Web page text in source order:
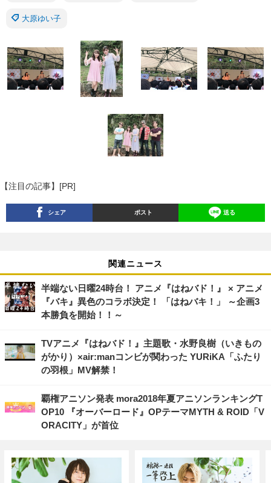
大原ゆい子
【注目の記事】[PR]
シェア ポスト 送る
関連ニュース
半端ない日曜24時台！ アニメ『はねバド！』 × アニメ
『バキ』異色のコラボ決定！ 「はねバキ！」 ～企画3
本勝負を開始！！～
TVアニメ『はねバド！』主題歌・水野良樹（いきもの
がかり）×air:manコンビが関わった YURiKA「ふたり
の羽根」MV解禁！
覇権アニソン発表 mora2018年夏アニソンランキングT
OP10 『オーバーロード』OPテーマMYTH & ROID「V
ORACITY」が首位